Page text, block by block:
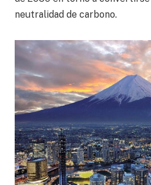
neutralidad de carbono.